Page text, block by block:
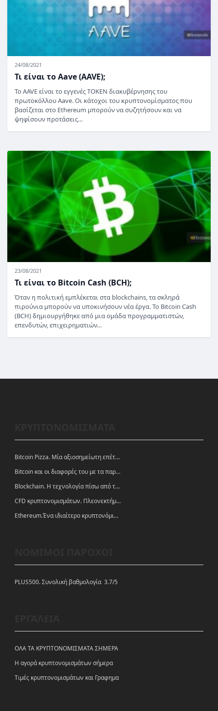
24/08/2021
Τι είναι το Aave (AAVE);
Το AAVE είναι το εγγενές TOKEN διακυβέρνησης του
πρωτοκόλλου Aave. Οι κάτοχοι του κρυπτονομίσματος που
βασίζεται στο Ethereum μπορούν να συζητήσουν και να
ψηφίσουν προτάσεις…
23/08/2021
Τι είναι το Bitcoin Cash (BCH);
Όταν η πολιτική εμπλέκεται στα blockchains, τα σκληρά
πιρούνια μπορούν να υποκινήσουν νέα έργα. Το Bitcoin Cash
(BCH) δημιουργήθηκε από μια ομάδα προγραμματιστών,
επενδυτών, επιχειρηματιών…
Bitcoin Pizza. Μία αξιοσημείωτη επέτειος.
Bitcoin και οι διαφορές του με τα παραδοσιακά νομίσματα
Blockchain. Η τεχνολογία πίσω από τα κρυπτονομίσματα
CFD κρυπτονομισμάτων. Πλεονεκτήματα και ευκαιρίες
Ethereum.Ένα ιδιαίτερο κρυπτονόμισμα-πλατφόρμα
PLUS500. Συνολική βαθμολογία 3.7/5
ΟΛΑ ΤΑ ΚΡΥΠΤΟΝΟΜΙΣΜΑΤΑ ΣΗΜΕΡΑ
Η αγορά κρυπτονομισμάτων σήμερα
Tιμές κρυπτονομισμάτων και Γραφημα